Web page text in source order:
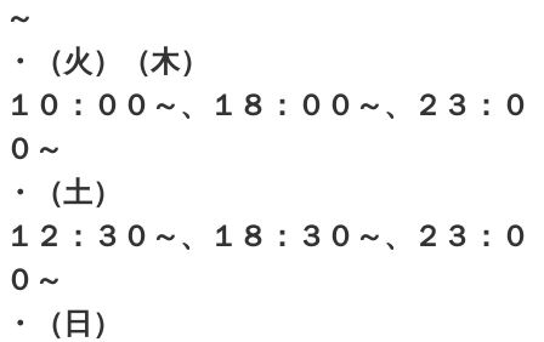
～
・（火）（木）
１０：００～、１８：００～、２３：０
０～
・（土）
１２：３０～、１８：３０～、２３：０
０～
・（日）